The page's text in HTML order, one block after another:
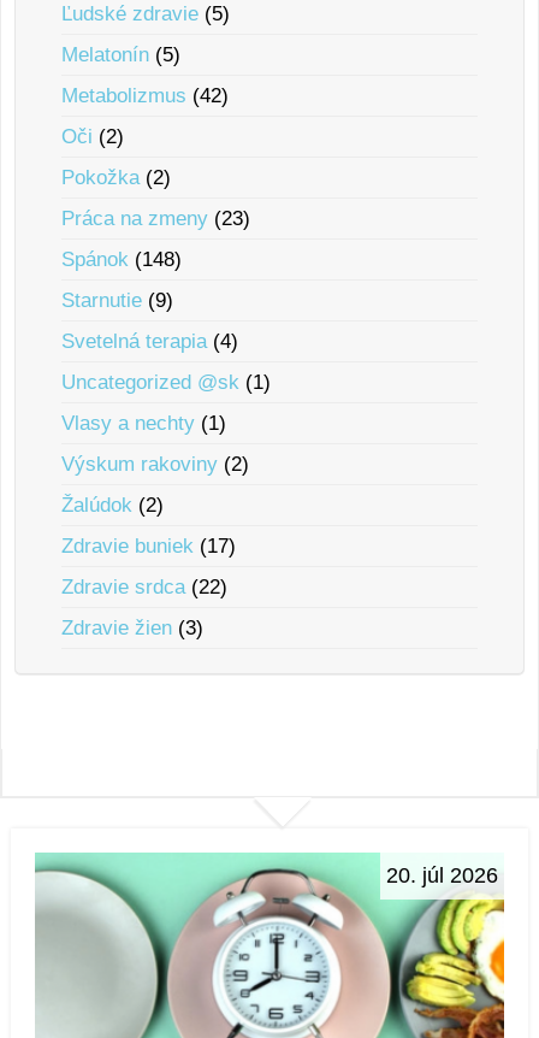
Ľudské zdravie (5)
Melatonín (5)
Metabolizmus (42)
Oči (2)
Pokožka(2)
Práca na zmeny (23)
Spánok (148)
Starnutie (9)
Svetelná terapia(4)
Uncategorized @sk (1)
Vlasy a nechty (1)
Výskum rakoviny (2)
Žalúdok (2)
Zdravie buniek (17)
Zdravie srdca(22)
Zdravie žien (3)
20. júl 2026